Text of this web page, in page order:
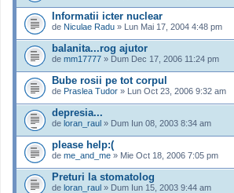
Informatii icter nuclear
de Niculae Radu » Lun Mai 17, 2004 4:48 pm
balanita...rog ajutor
de mm17777 » Dum Dec 17, 2006 11:24 pm
Bube rosii pe tot corpul
de Praslea Tudor » Lun Oct 23, 2006 9:32 am
depresia...
de loran_raul » Dum Iun 08, 2003 8:34 am
please help:(
de me_and_me » Mie Oct 18, 2006 7:05 pm
Preturi la stomatolog
de loran_raul » Dum Iun 15, 2003 9:44 am